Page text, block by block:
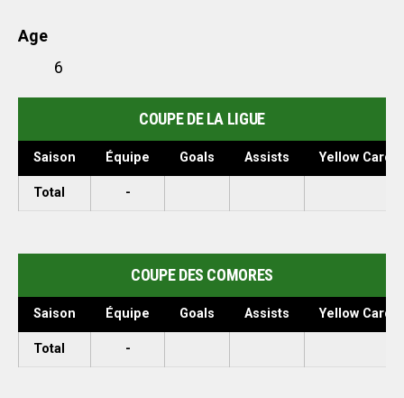
Age
6
COUPE DE LA LIGUE
Saison Équipe Goals Assists Yellow Cards
Total -
COUPE DES COMORES
Saison Équipe Goals Assists Yellow Cards
Total -